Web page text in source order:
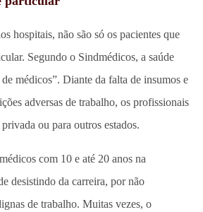
hospitais, não são só os pacientes que
Segundo o Sindmédicos, a saúde
médicos”. Diante da falta de insumos e
adversas de trabalho, os profissionais
ou para outros estados.
com 10 e até 20 anos na
desistindo da carreira, por não
de trabalho. Muitas vezes, o